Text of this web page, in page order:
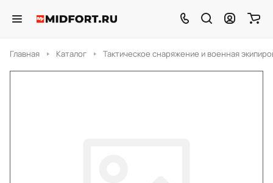
Главная Каталог Тактическое снаряжение и военная